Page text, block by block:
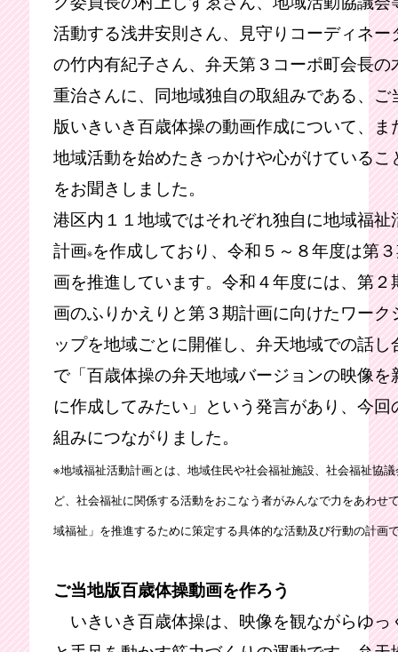
活動する浅井安則さん、見守りコーディネー
の竹内有紀子さん、弁天第３コーポ町会長の
重治さんに、同地域独自の取組みである、ご
版いきいき百歳体操の動画作成について、ま
地域活動を始めたきっかけや心がけているこ
をお聞きしました。
港区内１１地域ではそれぞれ独自に地域福祉
計画※を作成しており、令和５～８年度は第
画を推進しています。令和４年度には、第２
画のふりかえりと第３期計画に向けたワーク
ップを地域ごとに開催し、弁天地域での話し
で「百歳体操の弁天地域バージョンの映像を
に作成してみたい」という発言があり、今回
組みにつながりました。
※地域福祉活動計画とは、地域住民や社会福祉施設、社会福祉協議
ど、社会福祉に関係する活動をおこなう者がみんなで力をあわせ
域福祉」を推進するために策定する具体的な活動及び行動の計画
ご当地版百歳体操動画を作ろう
いきいき百歳体操は、映像を観ながらゆっ